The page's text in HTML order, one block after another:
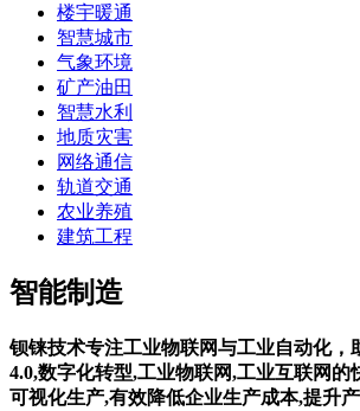
楼宇暖通
智慧城市
气象环境
矿产油田
智慧水利
地质灾害
网络通信
轨道交通
农业养殖
建筑工程
智能制造
钡铼技术专注工业物联网与工业自动化，
4.0,数字化转型,工业物联网,工业互联网的
可视化生产,有效降低企业生产成本,提升